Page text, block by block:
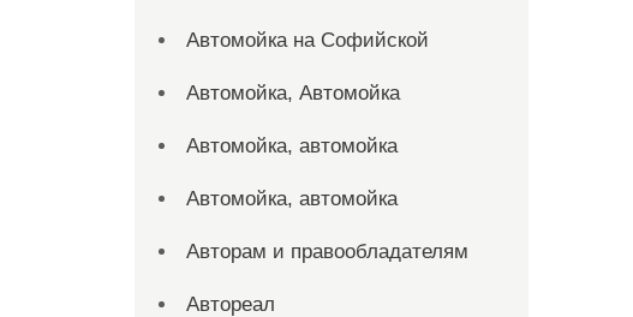
Автомойка на Софийской
Автомойка, Автомойка
Автомойка, автомойка
Автомойка, автомойка
Авторам и правообладателям
Автореал